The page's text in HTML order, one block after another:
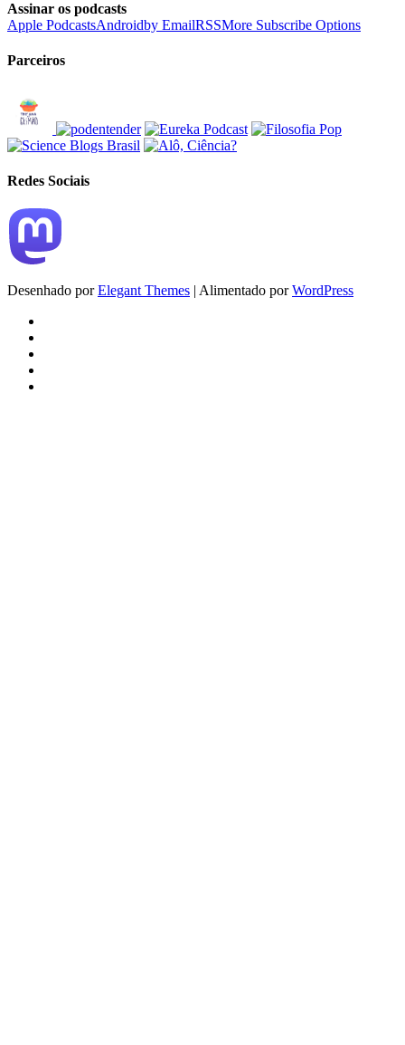
Assinar os podcasts
Apple PodcastsAndroidby EmailRSSMore Subscribe Options
Parceiros
Redes Sociais
Desenhado porElegant Themes | Alimentado porWordPress